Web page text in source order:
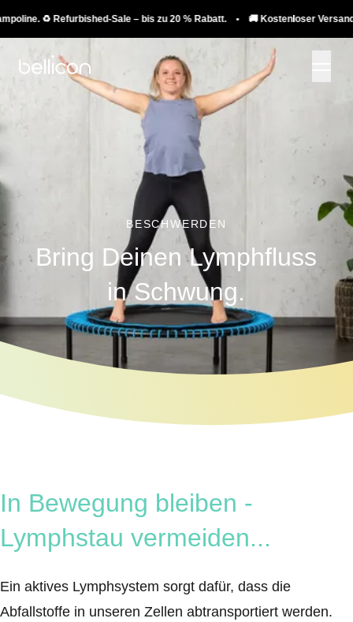
♻️ Refurbished-Sale – bis zu 20 % Rabatt. • 🚚 Kostenloser Versand auf
BESCHWERDEN
Bring Deinen Lymphfluss
in Schwung.
In Bewegung bleiben -
Lymphstau vermeiden...
Ein aktives Lymphsystem sorgt dafür, dass die
Abfallstoffe in unseren Zellen abtransportiert werden.